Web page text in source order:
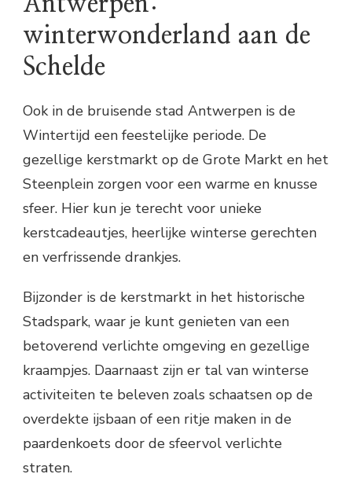
winterwonderland aan de
Schelde
Ook in de bruisende stad Antwerpen is de
Wintertijd een feestelijke periode. De
gezellige kerstmarkt op de Grote Markt en het
Steenplein zorgen voor een warme en knusse
sfeer. Hier kun je terecht voor unieke
kerstcadeautjes, heerlijke winterse gerechten
en verfrissende drankjes.
Bijzonder is de kerstmarkt in het historische
Stadspark, waar je kunt genieten van een
betoverend verlichte omgeving en gezellige
kraampjes. Daarnaast zijn er tal van winterse
activiteiten te beleven zoals schaatsen op de
overdekte ijsbaan of een ritje maken in de
paardenkoets door de sfeervol verlichte
straten.